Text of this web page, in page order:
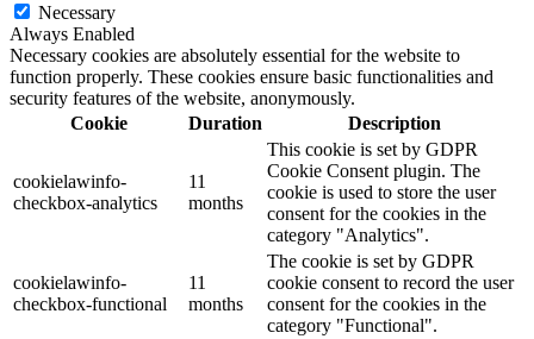
Necessary
Always Enabled
Necessary cookies are absolutely essential for the website to
function properly. These cookies ensure basic functionalities and
security features of the website, anonymously.
Cookie
Duration Description
cookielawinfo-
checkbox-analytics
11
months
This cookie is set by GDPR
Cookie Consent plugin. The
cookie is used to store the user
consent for the cookies in the
category "Analytics".
cookielawinfo-
checkbox-functional
11
months
The cookie is set by GDPR
cookie consent to record the user
consent for the cookies in the
category "Functional".